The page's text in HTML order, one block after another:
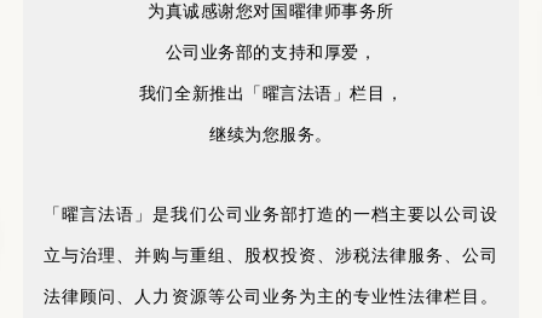
为真诚感谢您对国曜律师事务所
公司业务部的支持和厚爱，
我们全新推出「曜言法语」栏目，
继续为您服务。
「曜言法语」是我们公司业务部打造的一档主要以公司设
立与治理、并购与重组、股权投资、涉税法律服务、公司
法律顾问、人力资源等公司业务 为主的专业性法律栏目。